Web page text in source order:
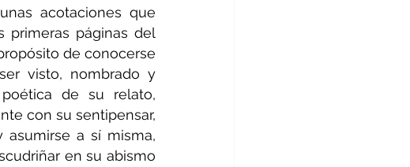
acotaciones que
de conocerse
visto, nombrado y
de su relato,
con su sentipensar,
a sí misma,
en su abismo